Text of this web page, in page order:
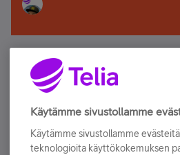
Älä jää paitsi – osallistu
Tilaa Telian uutiskirje ja olet
sähköpostiisi.
Käytämme sivustollamme
Käytämme sivustollamme
teknologioita käyttökokemuksen